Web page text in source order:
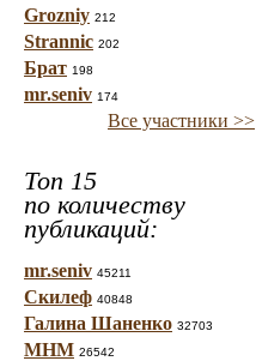
Grozniy 212
Strannic 202
Брат 198
mr.seniv 174
Все участники >>
Топ 15
по количеству
публикаций:
mr.seniv 45211
Скилеф 40848
Галина Шаненко 32703
МНМ 26542